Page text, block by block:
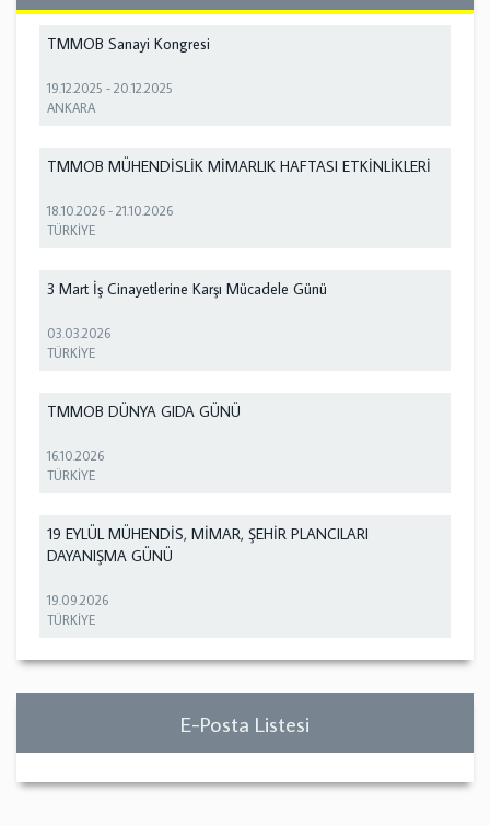
TMMOB Sanayi Kongresi
19.12.2025 -20.12.2025
ANKARA
TMMOB MÜHENDİSLİK MİMARLIK HAFTASI ETKİNLİKLERİ
18.10.2026 -21.10.2026
TÜRKİYE
3 Mart İş Cinayetlerine Karşı Mücadele Günü
03.03.2026
TÜRKİYE
TMMOB DÜNYA GIDA GÜNÜ
16.10.2026
TÜRKİYE
19 EYLÜL MÜHENDİS, MİMAR, ŞEHİR PLANCILARI
DAYANIŞMA GÜNÜ
19.09.2026
TÜRKİYE
E-Posta Listesi